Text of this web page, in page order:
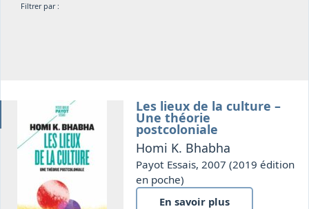
Centre
Filtrer par :
Les lieux de la culture –
Une théorie
postcoloniale
Homi K. Bhabha
Payot Essais, 2007 (2019 édition
en poche)
En savoir plus